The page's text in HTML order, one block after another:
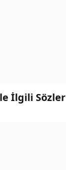
İlgili Sözler